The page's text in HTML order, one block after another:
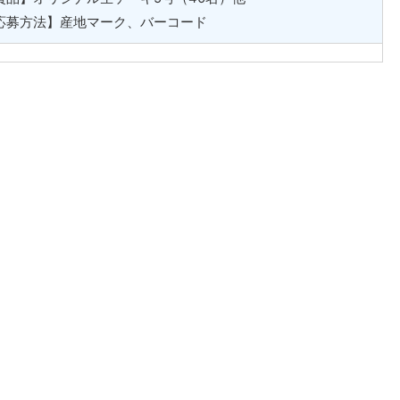
募方法】産地マーク、バーコード